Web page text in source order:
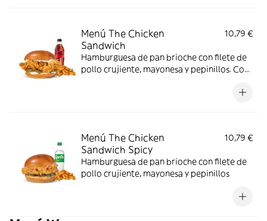
Menú The Chicken
Sandwich
10,79 €
Hamburguesa de pan brioche con filete de
pollo crujiente, mayonesa y pepinillos. Con
Menú The Chicken
Sandwich Spicy
10,79 €
Hamburguesa de pan brioche con filete de
pollo crujiente, mayonesa y pepinillos